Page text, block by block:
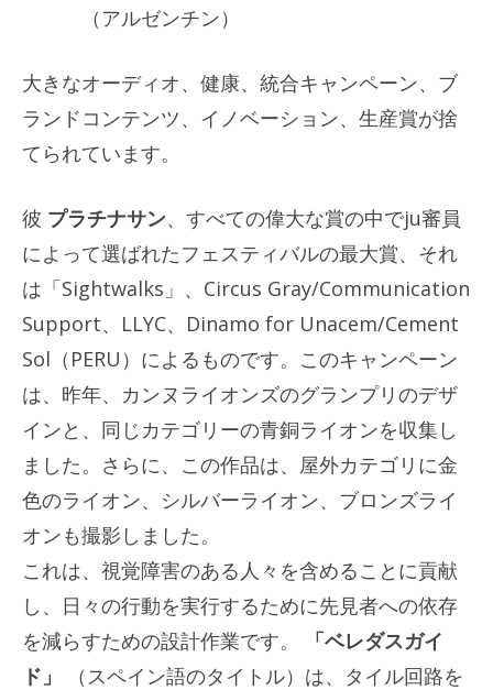
（アルゼンチン）
大きなオーディオ、健康、統合キャンペーン、ブ
ランドコンテンツ、イノベーション、生産賞が捨
てられています。
彼 プラチナサン、すべての偉大な賞の中でju審員
によって選ばれたフェスティバルの最大賞、それ
は「Sightwalks」、Circus Gray/Communication
Support、LLYC、Dinamo for Unacem/Cement
Sol（PERU）によるものです。このキャンペーン
は、昨年、カンヌライオンズのグランプリのデザ
インと、同じカテゴリーの青銅ライオンを収集し
ました。さらに、この作品は、屋外カテゴリに金
色のライオン、シルバーライオン、ブロンズライ
オンも撮影しました。
これは、視覚障害のある人々を含めることに貢献
し、日々の行動を実行するために先見者への依存
を減らすための設計作業です。
「ベレダスガイ
ド」
（スペイン語のタイトル）は、タイル回路を